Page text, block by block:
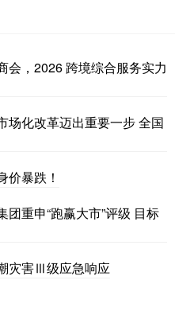
会，2026 跨境综合服务实力
场化改革迈出重要一步 全国
价暴跌！
重申“跑赢大市”评级 目标
灾害Ⅲ级应急响应